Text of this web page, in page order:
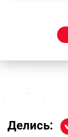
Делись: